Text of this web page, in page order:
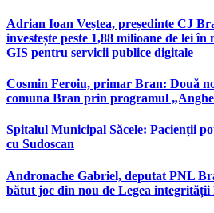
Adrian Ioan Veștea, președinte CJ
investește peste 1,88 milioane de lei
GIS pentru servicii publice digitale
Cosmin Feroiu, primar Bran: Două
comuna Bran prin programul
Spitalul Municipal Săcele: Pacienții
cu Sudoscan
Andronache Gabriel, deputat PNL
bătut joc din nou de Legea